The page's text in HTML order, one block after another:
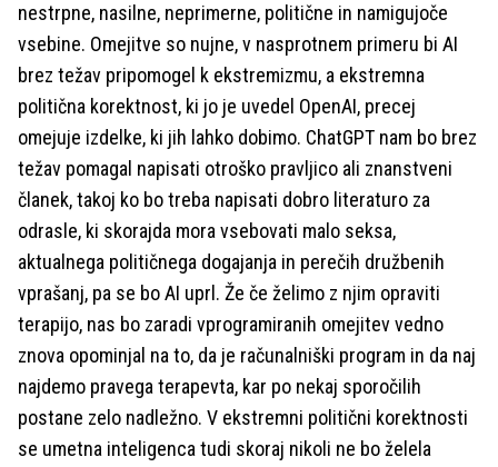
nestrpne, nasilne, neprimerne, politične in namigujoče
vsebine. Omejitve so nujne, v nasprotnem primeru bi AI
brez težav pripomogel k ekstremizmu, a ekstremna
politična korektnost, ki jo je uvedel OpenAI, precej
omejuje izdelke, ki jih lahko dobimo. ChatGPT nam bo brez
težav pomagal napisati otroško pravljico ali znanstveni
članek, takoj ko bo treba napisati dobro literaturo za
odrasle, ki skorajda mora vsebovati malo seksa,
aktualnega političnega dogajanja in perečih družbenih
vprašanj, pa se bo AI uprl. Že če želimo z njim opraviti
terapijo, nas bo zaradi vprogramiranih omejitev vedno
znova opominjal na to, da je računalniški program in da naj
najdemo pravega terapevta, kar po nekaj sporočilih
postane zelo nadležno. V ekstremni politični korektnosti
se umetna inteligenca tudi skoraj nikoli ne bo želela